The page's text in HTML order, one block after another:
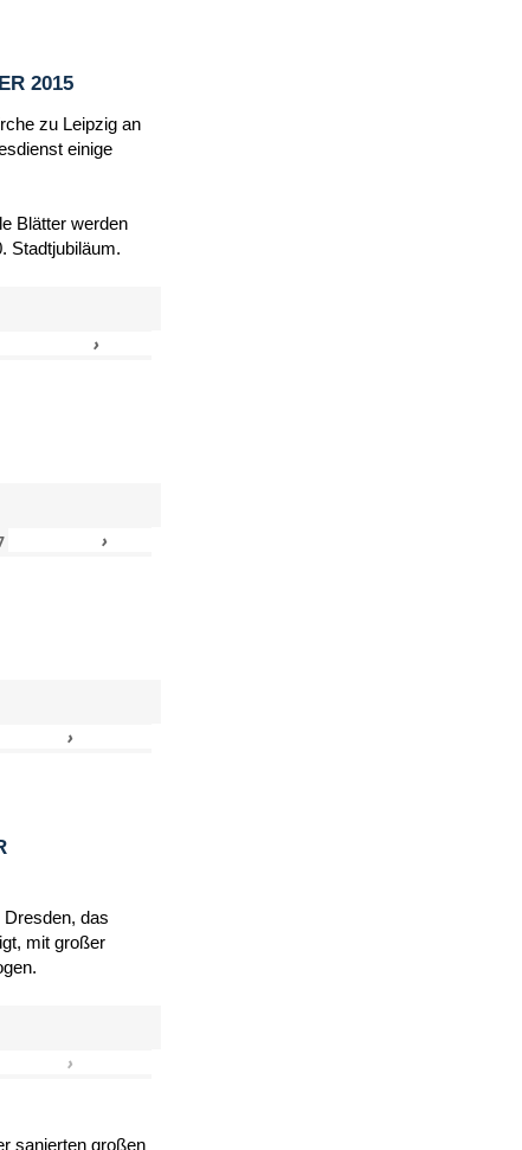
2015
zu Leipzig an
einige
Blätter werden
Stadtjubiläum.
›
›
›
das
mit großer
›
sanierten großen